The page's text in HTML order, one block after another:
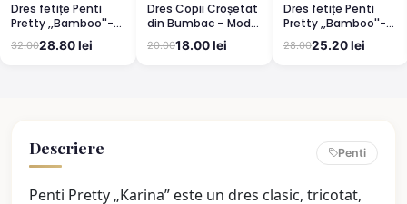
Dres fetițe Penti
Pretty ,,Bamboo''-
mat, opac, culoare
alb
32.0028.80 lei
Dres Copii Croșetat
din Bumbac – Model
Elegant și
Confortabil
20.0018.00 lei
Dres fetițe Penti
Pretty ,,Bamboo''-
mat, opac, culoare
vanilie
28.0025.20 lei
Descriere Penti
Penti Pretty „Karina” este un dres clasic, tricotat,